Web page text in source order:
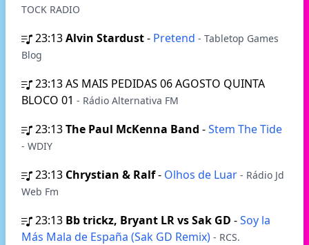
TOCK RADIO
23:13Alvin Stardust- Pretend - Tabletop Games
Blog
23:13AS MAIS PEDIDAS 06 AGOSTO QUINTA
BLOCO 01 - Rádio Alternativa FM
23:13The Paul McKenna Band -Stem The Tide
- WDIY
23:13 Chrystian & Ralf- Olhos de Luar - Rádio Jd
Web Fm
23:13 Bb trickz, Bryant LR vs Sak GD -Soy la
Más Mala de España (Sak GD Remix) - RCS.